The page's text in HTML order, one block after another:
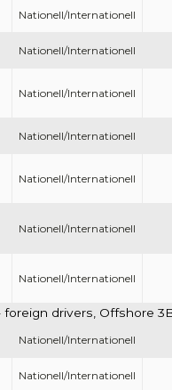
Nationell/Internationell
Nationell/Internationell
Nationell/Internationell
Nationell/Internationell
Nationell/Internationell
Nationell/Internationell
Nationell/Internationell
drivers, Offshore
Nationell/Internationell
Nationell/Internationell